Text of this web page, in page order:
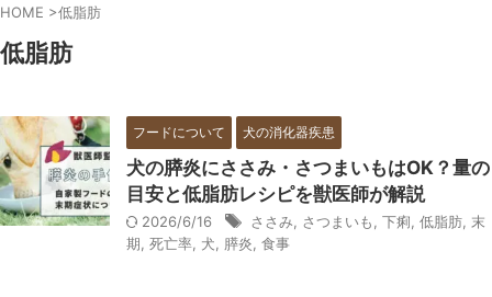
HOME >低脂肪
低脂肪
フードについて 犬の消化器疾患
犬の膵炎にささみ・さつまいもはOK？量の
目安と低脂肪レシピを獣医師が解説
2026/6/16 ささみ さつまいも 下痢 低脂肪 末
期 死亡率 犬 膵炎 食事